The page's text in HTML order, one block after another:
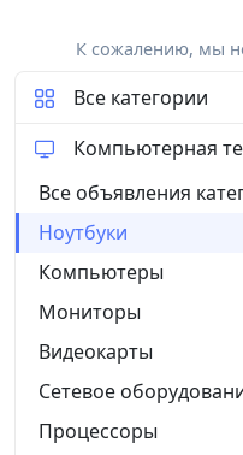
К сожалению, мы
Все категории
Компьютерная
Все объявления
Ноутбуки
Компьютеры
Мониторы
Видеокарты
Сетевое
Процессоры